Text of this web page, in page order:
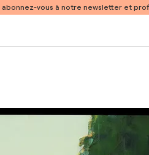
abonnez-vous à notre newsletter et